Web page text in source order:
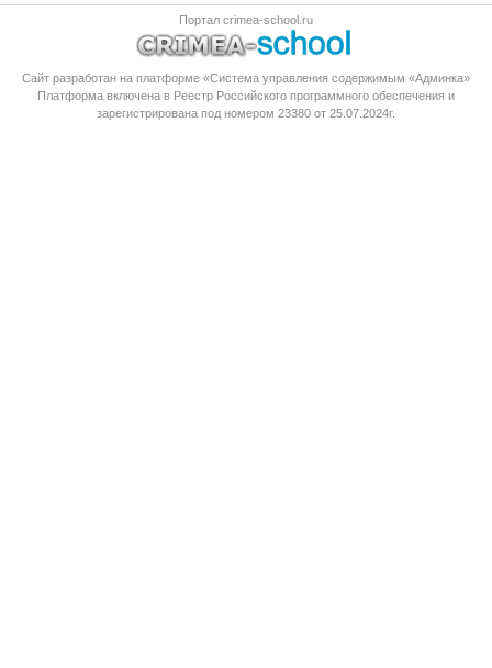
Портал crimea-school.ru
Сайт разработан на платформе «Система управления содержимым «Админка»
Платформа включена в Реестр Российского программного обеспечения и
зарегистрирована под номером 23380 от 25.07.2024г.